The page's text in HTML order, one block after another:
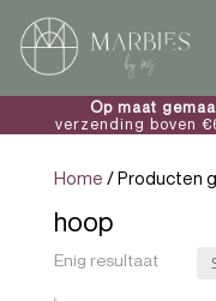
Op maat
verzending boven
Home / Producten
hoop
Enig resultaat